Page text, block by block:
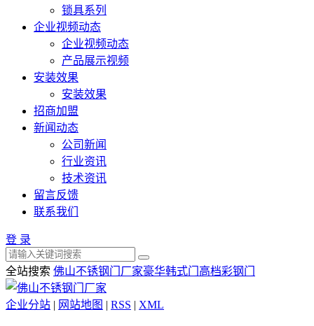
锁具系列
企业视频动态
企业视频动态
产品展示视频
安装效果
安装效果
招商加盟
新闻动态
公司新闻
行业资讯
技术资讯
留言反馈
联系我们
登 录
全站搜索 佛山不锈钢门厂家豪华韩式门 高档彩钢门
企业分站 | 网站地图 | RSS | XML